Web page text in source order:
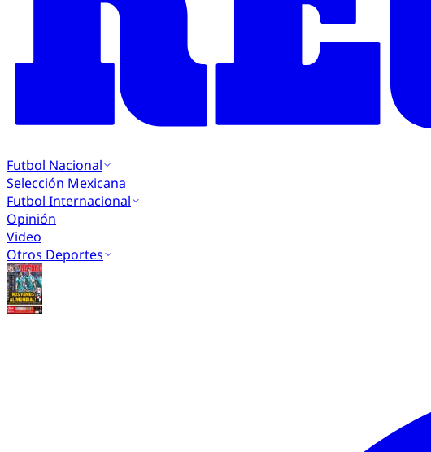
Futbol Nacional
Selección Mexicana
Futbol Internacional
Opinión
Video
Otros Deportes